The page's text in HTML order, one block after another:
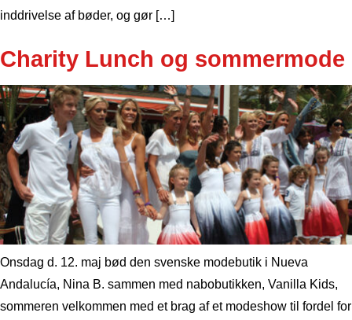
inddrivelse af bøder, og gør […]
Charity Lunch og sommermode
Onsdag d. 12. maj bød den svenske modebutik i Nueva
Andalucía, Nina B. sammen med nabobutikken, Vanilla Kids,
sommeren velkommen med et brag af et modeshow til fordel for